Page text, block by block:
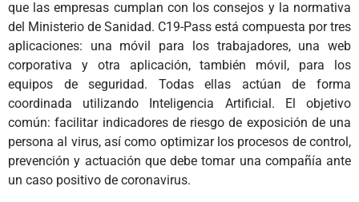
que las empresas cumplan con los consejos y la normativa
del Ministerio de Sanidad. C19-Pass está compuesta por tres
aplicaciones: una móvil para los trabajadores, una web
corporativa y otra aplicación, también móvil, para los
equipos de seguridad. Todas ellas actúan de forma
coordinada utilizando Inteligencia Artificial. El objetivo
común: facilitar indicadores de riesgo de exposición de una
persona al virus, así como optimizar los procesos de control,
prevención y actuación que debe tomar una compañía ante
un caso positivo de coronavirus.